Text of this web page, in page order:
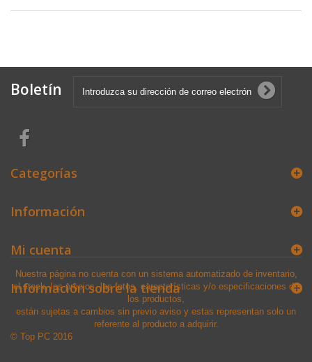
Boletín
Categorías
Información
Nuestra página no cuenta con un sistema automatizado de inventario,
el stock, los precios, las fotos, características y/o especificaciones de
los productos,
están sujetas a cambios sin previo aviso y estas representan solo un
referente al producto a adquirir.
© Top PC 2016
Mi cuenta
Información sobre la tienda